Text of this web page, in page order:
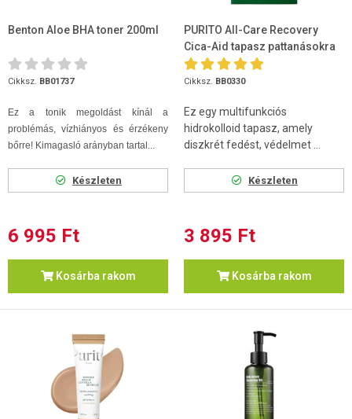
Benton Aloe BHA toner 200ml
Cikksz. BB01737
Ez a tonik megoldást kínál a
problémás, vízhiányos és érzékeny
bőrre! Kimagasló arányban tartal...
Készleten
6 995 Ft
Kosárba rakom
PURITO All-Care Recovery
Cica-Aid tapasz pattanásokra
51db
Cikksz. BB0330
Ez egy multifunkciós
hidrokolloid tapasz, amely
diszkrét fedést, védelmet ...
Készleten
3 895 Ft
Kosárba rakom